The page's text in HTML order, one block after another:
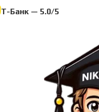
Т-Банк — 5.0/5